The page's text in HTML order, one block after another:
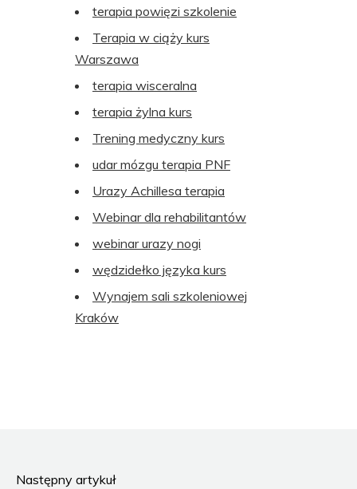
terapia powięzi szkolenie
Terapia w ciąży kurs
Warszawa
terapia wisceralna
terapia żylna kurs
Trening medyczny kurs
udar mózgu terapia PNF
Urazy Achillesa terapia
Webinar dla rehabilitantów
webinar urazy nogi
wędzidełko języka kurs
Wynajem sali szkoleniowej
Kraków
Następny artykuł